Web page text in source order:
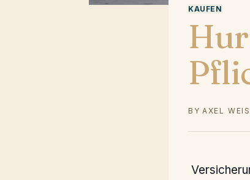
KAUFEN
BY AXEL